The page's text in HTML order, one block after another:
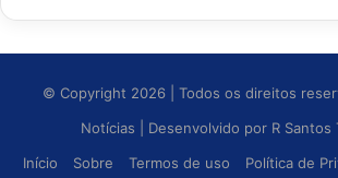
© Copyright 2026 | Todos os direitos
Notícias
| Desenvolvido por R Santos
Início
Sobre Termos de uso Política de